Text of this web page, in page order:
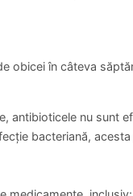
obicei în câteva
antibioticele nu sunt
bacteriană,